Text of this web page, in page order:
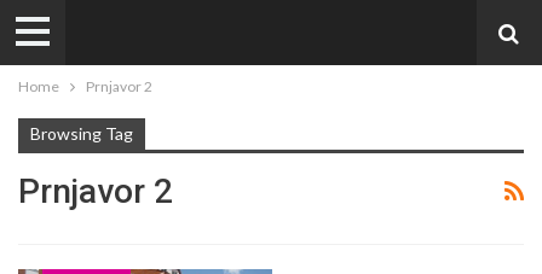
Home Prnjavor 2
Browsing Tag
Prnjavor 2